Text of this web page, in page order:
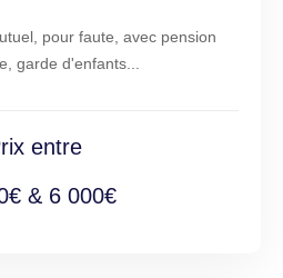
pour faute, avec pension
garde d'enfants...
entre
& 6 000€